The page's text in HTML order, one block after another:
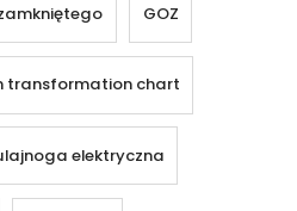
GOZ
transformation chart
elektryczna